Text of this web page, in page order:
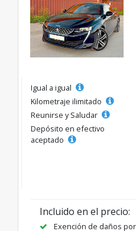
Igual a igual
Kilometraje ilimitado
Reunirse y Saludar
Depósito en efectivo
aceptado
Incluido en el precio:
Exención de daños